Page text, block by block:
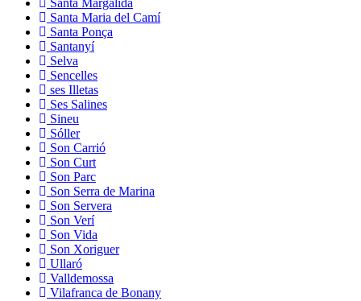
Santa Margalida
Santa Maria del Camí
Santa Ponça
Santanyí
Selva
Sencelles
ses Illetas
Ses Salines
Sineu
Sóller
Son Carrió
Son Curt
Son Parc
Son Serra de Marina
Son Servera
Son Verí
Son Vida
Son Xoriguer
Ullaró
Valldemossa
Vilafranca de Bonany